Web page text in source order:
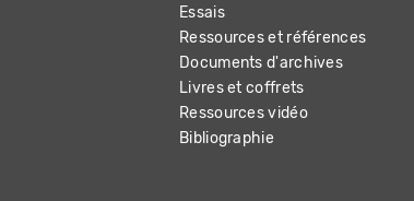
Essais
Ressources et références
Documents d'archives
Livres et coffrets
Ressources vidéo
Bibliographie